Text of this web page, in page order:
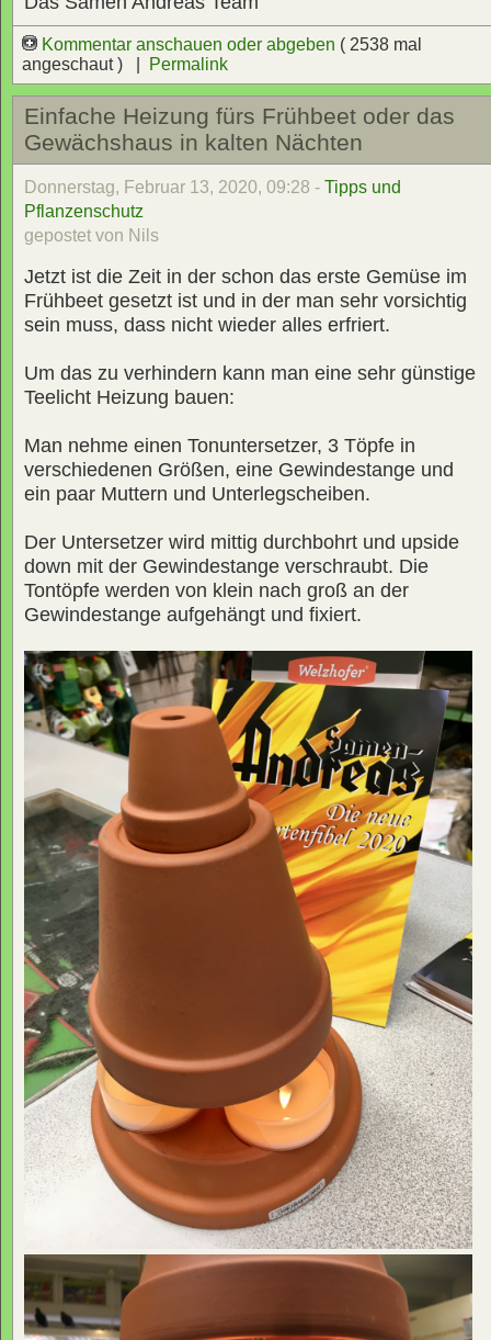
Kommentar anschauen oder abgeben ( 2538 mal
angeschaut ) |
Permalink
Einfache Heizung fürs Frühbeet oder das
Gewächshaus in kalten Nächten
Donnerstag, Februar 13, 2020, 09:28 - Tipps und
Pflanzenschutz
gepostet von Nils
Jetzt ist die Zeit in der schon das erste Gemüse im
Frühbeet gesetzt ist und in der man sehr vorsichtig
sein muss, dass nicht wieder alles erfriert.
Um das zu verhindern kann man eine sehr günstige
Teelicht Heizung bauen:
Man nehme einen Tonuntersetzer, 3 Töpfe in
verschiedenen Größen, eine Gewindestange und
ein paar Muttern und Unterlegscheiben.
Der Untersetzer wird mittig durchbohrt und upside
down mit der Gewindestange verschraubt. Die
Tontöpfe werden von klein nach groß an der
Gewindestange aufgehängt und fixiert.